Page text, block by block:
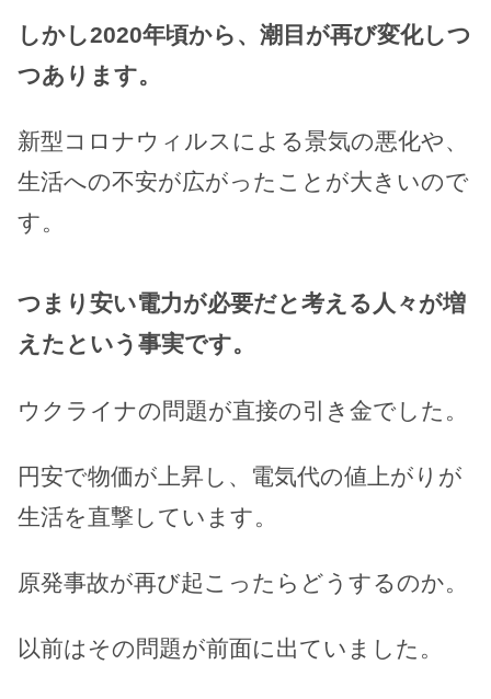
しかし2020年頃から、潮目が再び変化しつ
つあります。
新型コロナウィルスによる景気の悪化や、
生活への不安が広がったことが大きいので
す。
つまり安い電力が必要だと考える人々が増
えたという事実です。
ウクライナの問題が直接の引き金でした。
円安で物価が上昇し、電気代の値上がりが
生活を直撃しています。
原発事故が再び起こったらどうするのか。
以前はその問題が前面に出ていました。